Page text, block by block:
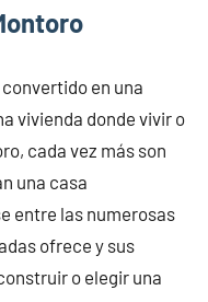
convertido en una
vivienda donde vivir o
cada vez más son
una casa
entre las numerosas
ofrece y sus
o elegir una